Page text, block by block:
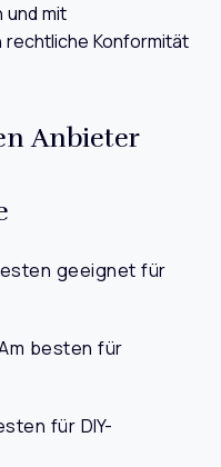
und mit
Konformität
Anbieter
geeignet für
besten für
für DIY-